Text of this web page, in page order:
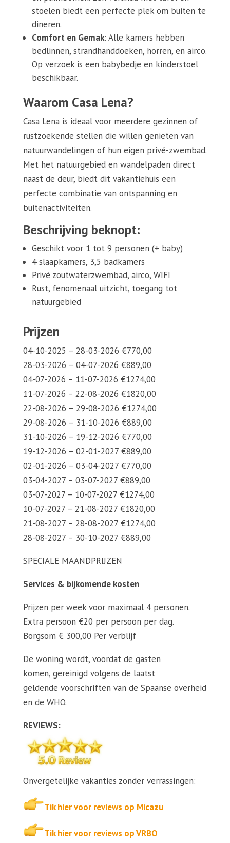
stoelen biedt een perfecte plek om buiten te
dineren.
Comfort en Gemak: Alle kamers hebben
bedlinnen, strandhanddoeken, horren, en airco.
Op verzoek is een babybedje en kinderstoel
beschikbaar.
Waarom Casa Lena?
Casa Lena is ideaal voor meerdere gezinnen of
rustzoekende stellen die willen genieten van
natuurwandelingen of hun eigen privé-zwembad.
Met het natuurgebied en wandelpaden direct
naast de deur, biedt dit vakantiehuis een
perfecte combinatie van ontspanning en
buitenactiviteiten.
Beschrijving beknopt:
Geschikt voor 1 tot 9 personen (+ baby)
4 slaapkamers, 3,5 badkamers
Privé zoutwaterzwembad, airco, WIFI
Rust, fenomenaal uitzicht, toegang tot
natuurgebied
Prijzen
04-10-2025 – 28-03-2026 €770,00
28-03-2026 – 04-07-2026 €889,00
04-07-2026 – 11-07-2026 €1274,00
11-07-2026 – 22-08-2026 €1820,00
22-08-2026 – 29-08-2026 €1274,00
29-08-2026 – 31-10-2026 €889,00
31-10-2026 – 19-12-2026 €770,00
19-12-2026 – 02-01-2027 €889,00
02-01-2026 – 03-04-2027 €770,00
03-04-2027 – 03-07-2027 €889,00
03-07-2027 – 10-07-2027 €1274,00
10-07-2027 – 21-08-2027 €1820,00
21-08-2027 – 28-08-2027 €1274,00
28-08-2027 – 30-10-2027 €889,00
SPECIALE MAANDPRIJZEN
Services & bijkomende kosten
Prijzen per week voor maximaal 4 personen.
Extra persoon €20 per persoon per dag.
Borgsom € 300,00 Per verblijf
De woning wordt, voordat de gasten
komen, gereinigd volgens de laatst
geldende voorschriften van de Spaanse overheid
en de WHO.
REVIEWS:
Onvergetelijke vakanties zonder verrassingen:
Tik hier voor reviews op Micazu
Tik hier voor reviews op VRBO